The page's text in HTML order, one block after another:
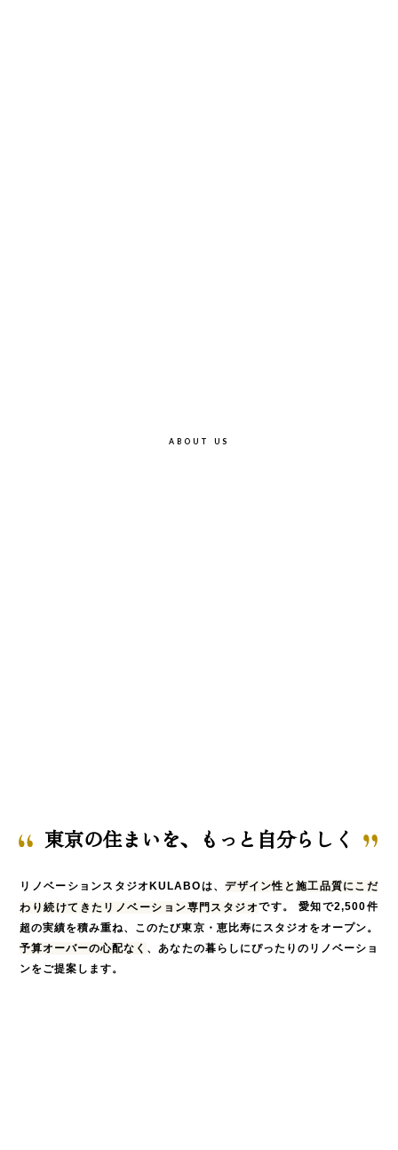
ABOUT US
東京の住まいを、もっと自分らしく
リノベーションスタジオKULABOは、デザイン性と施工品質にこだ
わり続けてきたリノベーション専門スタジオです。
愛知で2,500件
超の実績を積み重ね、このたび東京・恵比寿にスタジオをオープン。
予算オーバーの心配なく 、あなたの暮らしにぴったりのリノベーショ
ンをご提案します。